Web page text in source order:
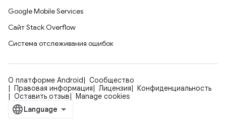
Google Mobile Services
Сайт Stack Overflow
Система отслеживания ошибок
О платформе Android
Сообщество
Правовая информация
Лицензия
Конфиденциальность
Оставить отзыв
Manage cookies